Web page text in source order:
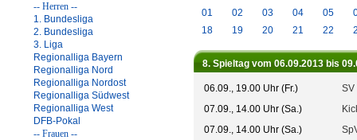
-- Herren --
1. Bundesliga
2. Bundesliga
3. Liga
Regionalliga Bayern
Regionalliga Nord
Regionalliga Nordost
Regionalliga Südwest
Regionalliga West
DFB-Pokal
-- Frauen --
01 02 03 04 05
18
19 20 21 22
8. Spieltag vom 06.09.2013 bis
06.09., 19.00 Uhr (Fr.)
SV
07.09., 14.00 Uhr (Sa.)
07.09., 14.00 Uhr (Sa.)